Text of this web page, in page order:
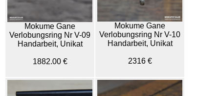
Mokume Gane
Verlobungsring Nr V-09
Handarbeit, Unikat
1882.00 €
Mokume Gane
Verlobungsring Nr V-10
Handarbeit, Unikat
2316 €